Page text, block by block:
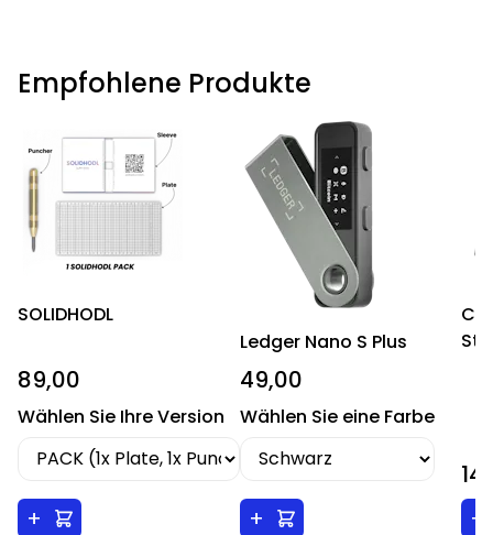
Empfohlene Produkte
SOLIDHODL
89,00
Wählen Sie Ihre Version
+
Ledger Nano S Plus
49,00
Wählen Sie eine Farbe
+
+